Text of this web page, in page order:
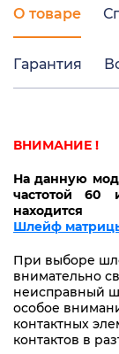
О товаре
Гарантия
ВНИМАНИЕ !
На данную
частотой 60
Шлейф матрицы
При выборе
внимательно
неисправный
особое
контактных
контактов в